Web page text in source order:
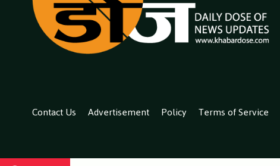
Contact Us
Advertisement Policy Terms of Service